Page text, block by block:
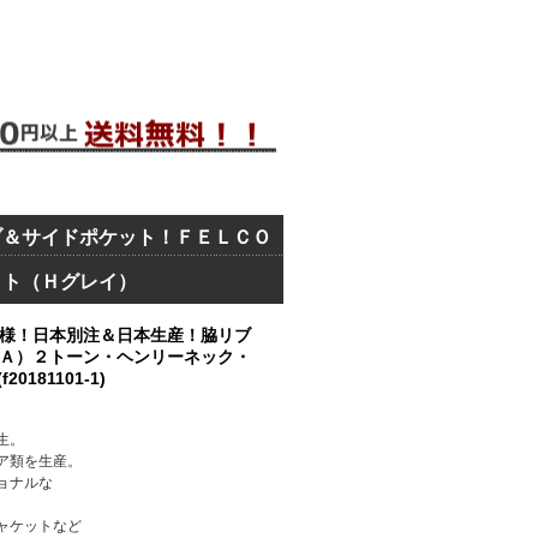
サイドポケット！ＦＥＬＣＯ
（Ｈグレイ）
日本別注＆日本生産！脇リブ
）２トーン・ヘンリーネック・
1)
を生産。
ナルな
ケットなど